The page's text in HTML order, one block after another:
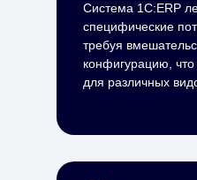
Система 1С:ERP
специфические
требуя
конфигурацию,
для различных